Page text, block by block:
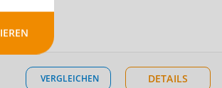
24/7
VERGLEICHEN DETAILS